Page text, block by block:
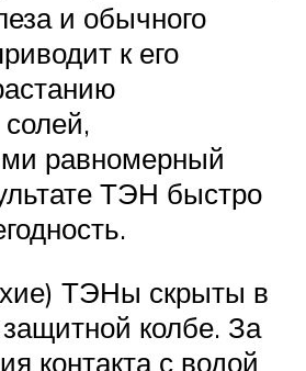
и обычного
к его
равномерный
ТЭН быстро
ТЭНы скрыты в
колбе. За
контакта с водой